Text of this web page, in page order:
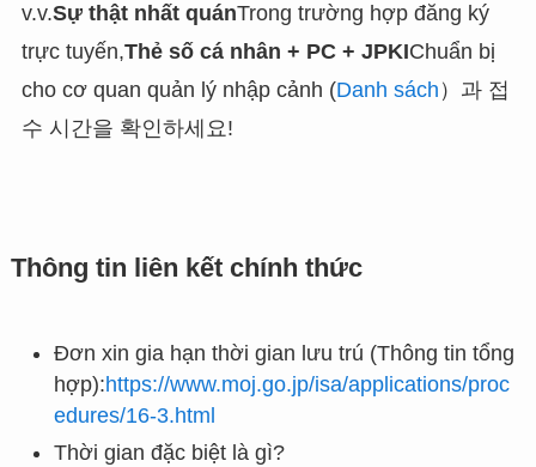
v.v.Sự thật nhất quánTrong trường hợp đăng ký
trực tuyến,Thẻ số cá nhân + PC + JPKIChuẩn bị
cho cơ quan quản lý nhập cảnh (Danh sách ）과 접
수 시간을 확인하세요!
Thông tin liên kết chính thức
Đơn xin gia hạn thời gian lưu trú (Thông tin tổng
hợp):https://www.moj.go.jp/isa/applications/proc
edures/16-3.html
Thời gian đặc biệt là gì?